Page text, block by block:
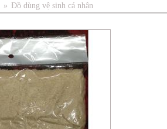
» Đồ dùng vệ sinh cá nhân